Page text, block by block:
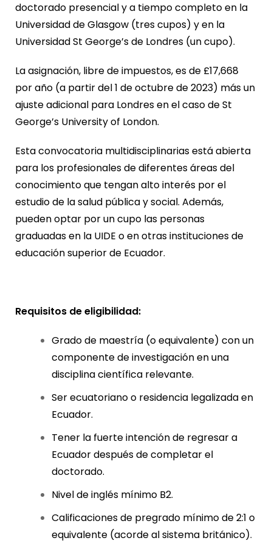
doctorado presencial y a tiempo completo en la
Universidad de Glasgow (tres cupos) y en la
Universidad St George’s de Londres (un cupo).
La asignación, libre de impuestos, es de £17,668
por año (a partir del 1 de octubre de 2023) más un
ajuste adicional para Londres en el caso de St
George’s University of London.
Esta convocatoria multidisciplinarias está abierta
para los profesionales de diferentes áreas del
conocimiento que tengan alto interés por el
estudio de la salud pública y social. Además,
pueden optar por un cupo las personas
graduadas en la UIDE o en otras instituciones de
educación superior de Ecuador.
Requisitos de eligibilidad:
Grado de maestría (o equivalente) con un
componente de investigación en una
disciplina científica relevante.
Ser ecuatoriano o residencia legalizada en
Ecuador.
Tener la fuerte intención de regresar a
Ecuador después de completar el
doctorado.
Nivel de inglés mínimo B2.
Calificaciones de pregrado mínimo de 2:1 o
equivalente (acorde al sistema británico).